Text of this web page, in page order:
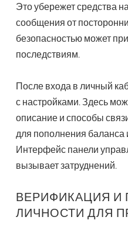
Это убережет средства
сообщения от
безопасностью может
последствиям.
После входа в личный
с настройками. Здесь
описание и способы
для пополнения баланса
Интерфейс панели
вызывает затруднений.
ВЕРИФИКАЦИЯ
ЛИЧНОСТИ ДЛЯ